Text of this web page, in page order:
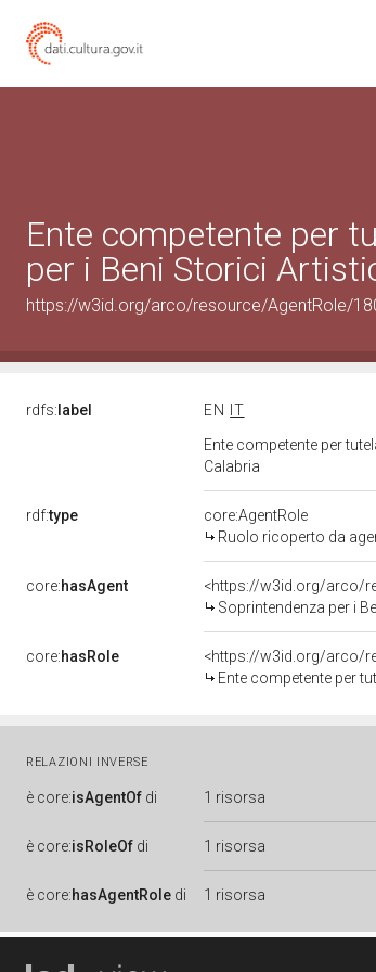
Ente competente per
per i Beni Storici
https://w3id.org/arco/resource/AgentRole/
rdfs: label EN
IT
Ente competente per
Calabria
rdf:type
core:AgentRole
Ruolo ricoperto da
core:hasAgent
<https://w3id.org/arco/
Soprintendenza per i
core:hasRole
<https://w3id.org/arco/
Ente competente per
RELAZIONI INVERSE
è core:isAgentOf di 1 risorsa
è core:isRoleOf di 1 risorsa
è core:hasAgentRole di 1 risorsa